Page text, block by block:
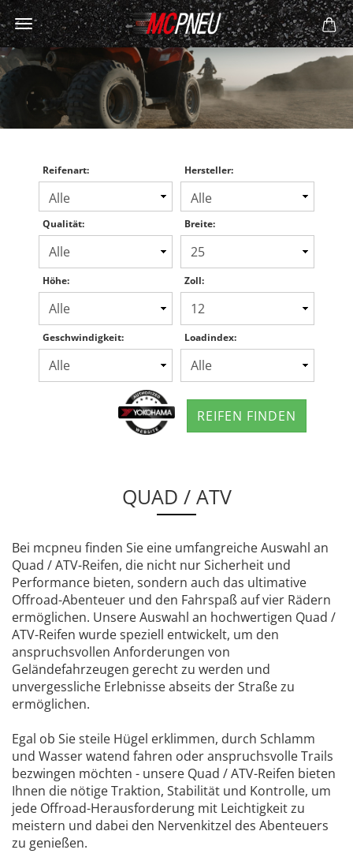
Reifenart: Hersteller:
Qualität: Breite:
Höhe: Zoll:
Geschwindigkeit: Loadindex:
REIFEN FINDEN
QUAD / ATV
Bei mcpneu finden Sie eine umfangreiche Auswahl an
Quad / ATV-Reifen, die nicht nur Sicherheit und
Performance bieten, sondern auch das ultimative
Offroad-Abenteuer und den Fahrspaß auf vier Rädern
ermöglichen. Unsere Auswahl an hochwertigen Quad /
ATV-Reifen wurde speziell entwickelt, um den
anspruchsvollen Anforderungen von
Geländefahrzeugen gerecht zu werden und
unvergessliche Erlebnisse abseits der Straße zu
ermöglichen.
Egal ob Sie steile Hügel erklimmen, durch Schlamm
und Wasser watend fahren oder anspruchsvolle Trails
bezwingen möchten - unsere Quad / ATV-Reifen bieten
Ihnen die nötige Traktion, Stabilität und Kontrolle, um
jede Offroad-Herausforderung mit Leichtigkeit zu
meistern und dabei den Nervenkitzel des Abenteuers
zu genießen.